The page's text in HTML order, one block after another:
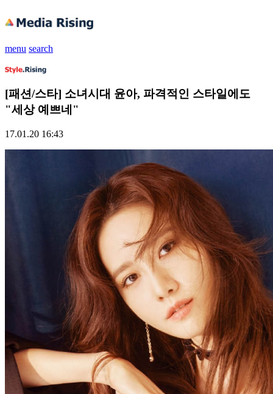
menu search
[패션/스타] 소녀시대 윤아, 파격적인 스타일에도
"세상 예쁘네"
17.01.20 16:43